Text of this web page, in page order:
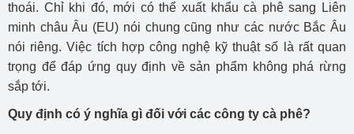
thoái. Chỉ khi đó, mới có thể xuất khẩu cà phê sang Liên
minh châu Âu (EU) nói chung cũng như các nước Bắc Âu
nói riêng. Việc tích hợp công nghệ kỹ thuật số là rất quan
trọng để đáp ứng quy định về sản phẩm không phá rừng
sắp tới.
Quy định có ý nghĩa gì đối với các công ty cà phê?